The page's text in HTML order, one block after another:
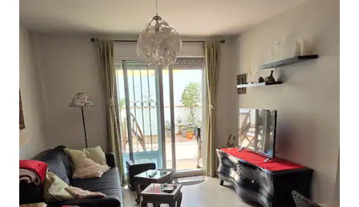
しますので、バレンシアでの滞在を最大
限にお楽しみください。また、ご到着時
にバレンシアの地図をお渡しします。お
困りのことやアドバイスが必要な場合
は、滞在中は24時間365日、電話または
Airbnbのメールでご連絡ください！ この
家は、バレンシア旧市街の魅力的で歴史
的なエリア「エルピラール」にありま
す。ここから、市庁舎広場、バレンシア
大聖堂、そして独立系レストランやショ
ップなどの象徴的な場所まで徒歩で行け
ます。 メルカド・セントラル/バレンシア
中央市場 – 250 m. / 3分 トーレス・デ・ク
アルト – 350 m. / 4分 ラ・ロンハ・デ・
れています。 私たちの滞在は大人専用で
す。